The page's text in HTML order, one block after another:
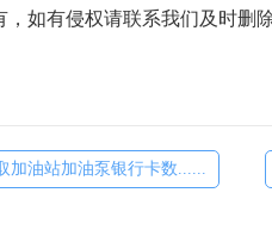
如有侵权请联系我们及时删除
客盗取加油站加油泵银行卡数......